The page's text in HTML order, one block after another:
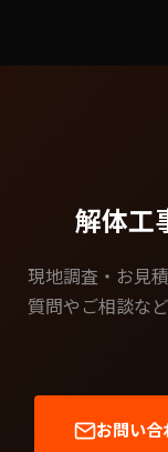
解体工
現地調査・お見
質問やご相談な
お問い合